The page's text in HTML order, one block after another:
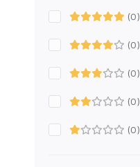
(0)
(0)
(0)
(0)
(0)